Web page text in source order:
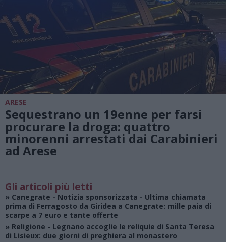
ARESE
Sequestrano un 19enne per farsi
procurare la droga: quattro
minorenni arrestati dai Carabinieri
ad Arese
Gli articoli più letti
» Canegrate - Notizia sponsorizzata - Ultima chiamata
prima di Ferragosto da Giridea a Canegrate: mille paia di
scarpe a 7 euro e tante offerte
» Religione - Legnano accoglie le reliquie di Santa Teresa
di Lisieux: due giorni di preghiera al monastero